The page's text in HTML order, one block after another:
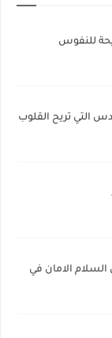
للنفوس
الامان في